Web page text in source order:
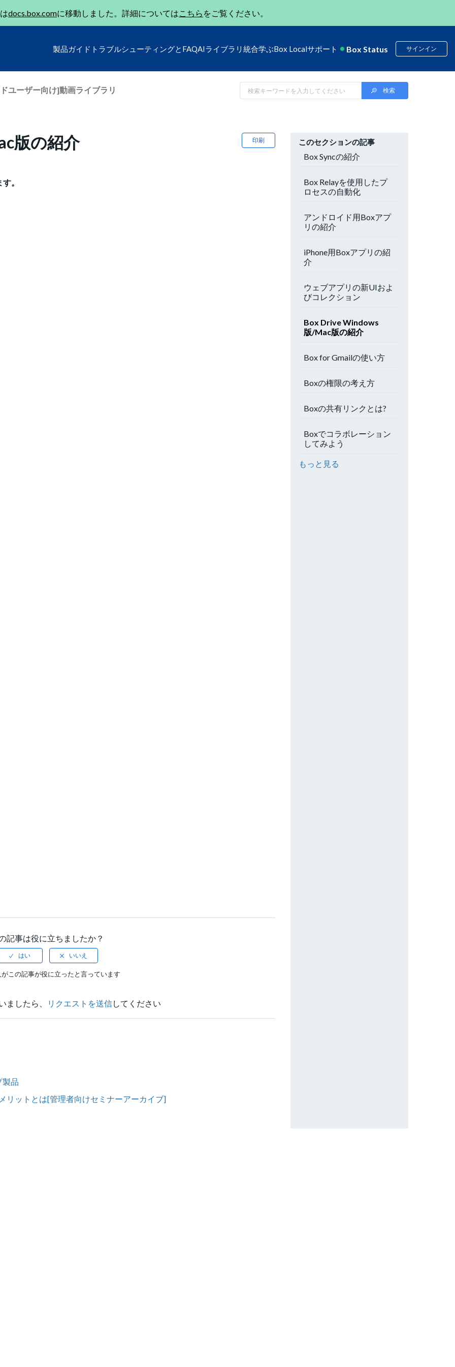
docs.box.comに移動しました。詳細についてはこちら をご覧ください。
製品ガイド トラブルシューティングとFAQAIライブラリ 統合学ぶBox Localサポート Box Status サインイン
ユーザー向け]動画ライブラリ
印刷
版の紹介
。
記事は役に立ちましたか？
この記事が役に立ったと言っています
ましたら、 リクエストを送信してください
製品
リットとは[管理者向けセミナーアーカイブ]
このセクションの記事
Box Syncの紹介
Box Relayを使用したプ
ロセスの自動化
アンドロイド用Boxアプ
リの紹介
iPhone用Boxアプリの紹
介
ウェブアプリの新UIおよ
びコレクション
Box Drive Windows
版/Mac版の紹介
Box for Gmailの使い方
Boxの権限の考え方
Boxの共有リンクとは?
Boxでコラボレーション
してみよう
もっと見る